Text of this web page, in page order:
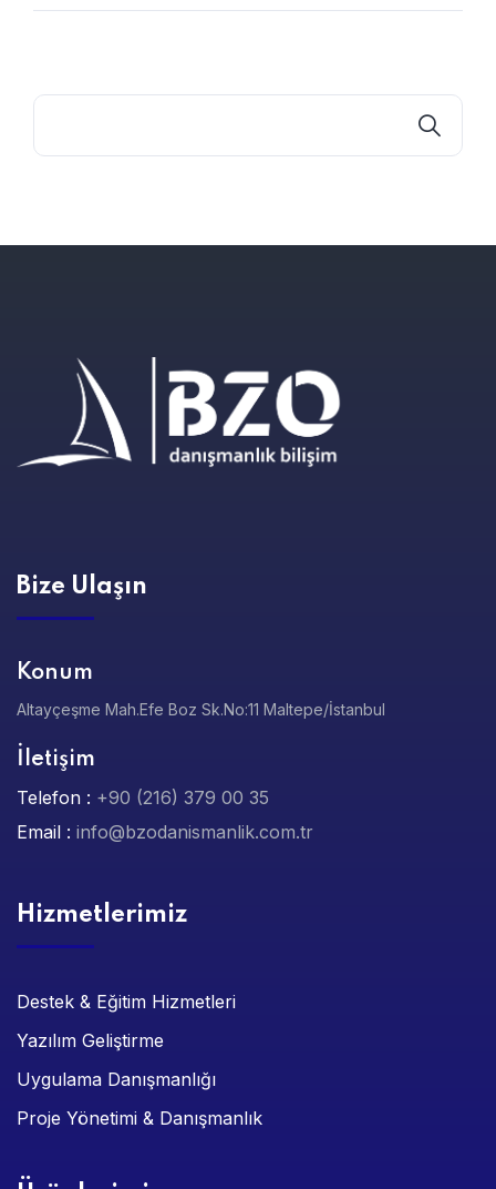
Bize Ulaşın
Konum
Altayçeşme Mah.Efe Boz Sk.No:11 Maltepe/İstanbul
İletişim
Telefon : +90 (216) 379 00 35
Email : info@bzodanismanlik.com.tr
Hizmetlerimiz
Destek & Eğitim Hizmetleri
Yazılım Geliştirme
Uygulama Danışmanlığı
Proje Yönetimi & Danışmanlık